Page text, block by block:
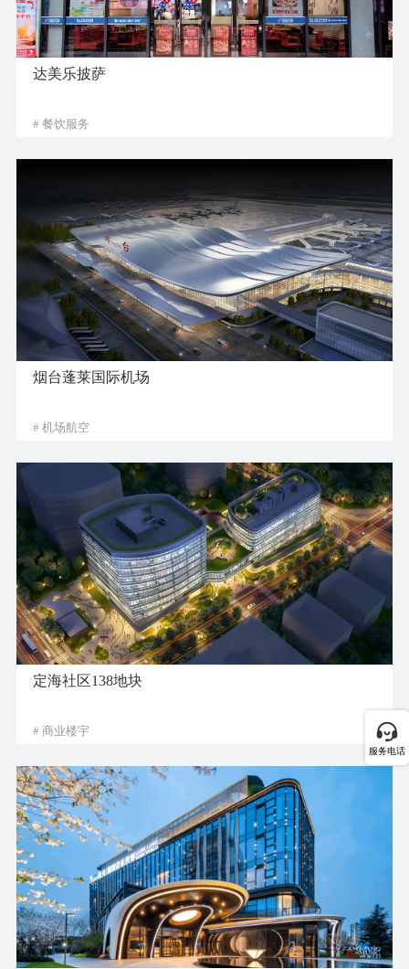
达美乐披萨
# 餐饮服务
烟台蓬莱国际机场
# 机场航空
定海社区138地块
# 商业楼宇
服务电话